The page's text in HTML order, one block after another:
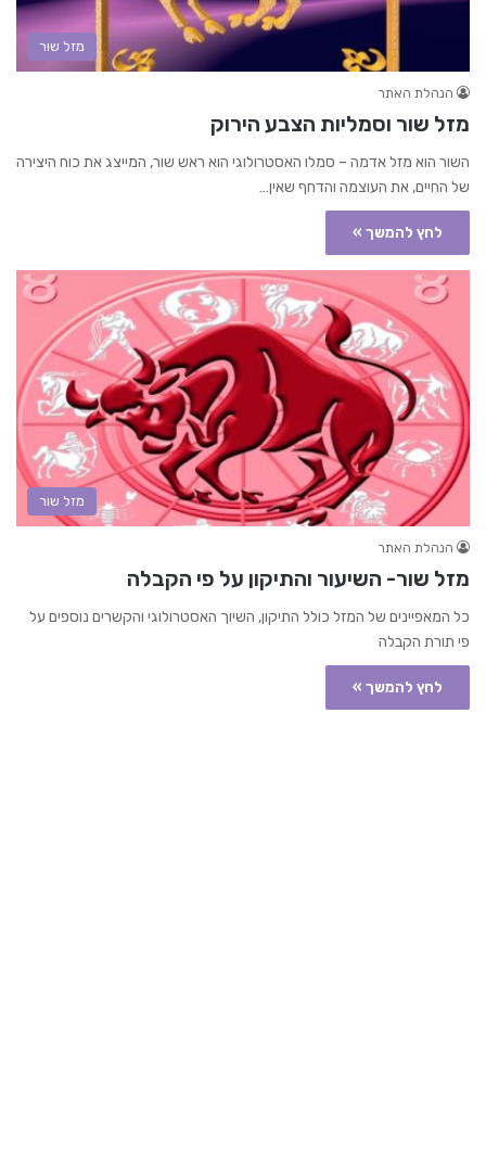
מזל שור
הנהלת האתר
מזל שור וסמליות הצבע הירוק
השור הוא מזל אדמה – סמלו האסטרולוגי הוא ראש שור, המייצג את כוח היצירה
של החיים, את העוצמה והדחף שאין…
לחץ להמשך »
מזל שור
הנהלת האתר
מזל שור- השיעור והתיקון על פי הקבלה
כל המאפיינים של המזל כולל התיקון, השיוך האסטרולוגי והקשרים נוספים על
פי תורת הקבלה
לחץ להמשך »